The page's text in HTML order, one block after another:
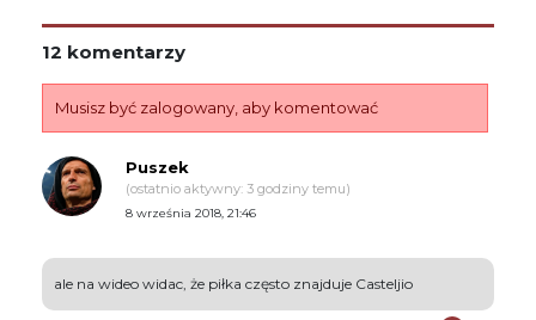
12 komentarzy
Musisz być zalogowany, aby komentować
Puszek
(ostatnio aktywny: 3 godziny temu)
8 września 2018, 21:46
ale na wideo widac, że piłka często znajduje Casteljio